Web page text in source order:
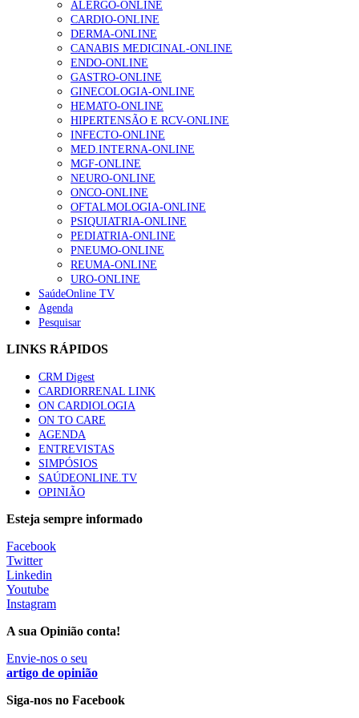
1.º Episódio do Podcast “Frequência Cardio – Sintoniza-
te na Insuficiência Cardíaca” da Bayer
207 visualizações
Enfermagem Forense. “Da urgência ao tribunal, cada
gesto conta e cada profissional faz a diferença”
203 visualizações
Alguns milhares de utentes podem ficar sem médico de
família com nova regras do registo, alerta associação
162 visualizações
“Os programas de rastreio do cancro do pulmão são
custo-efetivos e representam um investimento
sustentável para os sistemas de saúde”
94 visualizações
Quase quatro em cada dez doentes com enfarte
apresentavam níveis elevados de Lp(a), revela estudo
88 visualizações
Trodelvy aprovado para primeira linha no cancro da
mama triplo negativo metastático em doentes não
elegíveis para inibidores PD-(L)1
61 visualizações
MAIS NOTÍCIAS
Ministério prepara regras para acompanhamento da gravidez
de baixo risco por enfermeiros especialistas
10 Ago, 2026|0 Comments
Presidente da República promulga clarificação dos incentivos a
médicos por trabalho suplementar
ALERGO-ONLINE
CARDIO-ONLINE
DERMA-ONLINE
CANABIS MEDICINAL-ONLINE
ENDO-ONLINE
GASTRO-ONLINE
GINECOLOGIA-ONLINE
HEMATO-ONLINE
HIPERTENSÃO E RCV-ONLINE
INFECTO-ONLINE
MED.INTERNA-ONLINE
MGF-ONLINE
NEURO-ONLINE
ONCO-ONLINE
OFTALMOLOGIA-ONLINE
PSIQUIATRIA-ONLINE
PEDIATRIA-ONLINE
PNEUMO-ONLINE
REUMA-ONLINE
URO-ONLINE
SaúdeOnline TV
Agenda
Pesquisar
LINKS RÁPIDOS
CRM Digest
CARDIORRENAL LINK
ON CARDIOLOGIA
ON TO CARE
AGENDA
ENTREVISTAS
SIMPÓSIOS
SAÚDEONLINE.TV
OPINIÃO
Esteja sempre informado
Facebook
Twitter
Linkedin
Youtube
Instagram
A sua Opinião conta!
Envie-nos o seu
artigo de opinião
Siga-nos no Facebook